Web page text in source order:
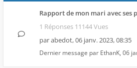
Rapport de mon mari avec ses
1 Réponses 11144 Vues
parabedot,06 janv. 2023, 08:35
Dernier message par EthanK, 06